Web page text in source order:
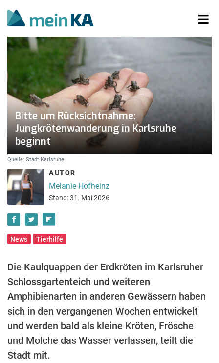
Bitte um Rücksichtnahme:
Jungkrötenwanderung in Karlsruhe
beginnt
Quelle: Stadt Karlsruhe
AUTOR
Melanie Hofheinz
Stand: 31. Mai 2026
News Tierhilfe
Die Kaulquappen der Erdkröten im Karlsruher
Schlossgartenteich und weiteren
Amphibienarten in anderen Gewässern haben
sich in den vergangenen Wochen entwickelt
und werden bald als kleine Kröten, Frösche
und Molche das Wasser verlassen, teilt die
Stadt mit.